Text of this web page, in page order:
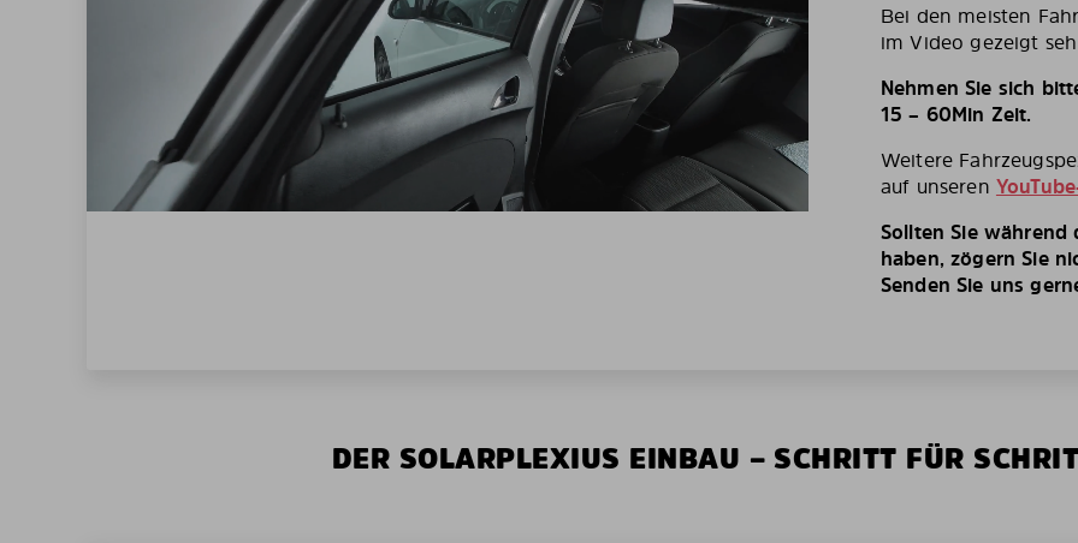
Bei den meisten
im Video gezeigt
Nehmen Sie sich
15 – 60Min Zeit.
Weitere
auf unseren
Sollten Sie während
haben, zögern Sie
Senden Sie uns
DER SOLARPLEXIUS EINBAU – SCHRITT FÜR